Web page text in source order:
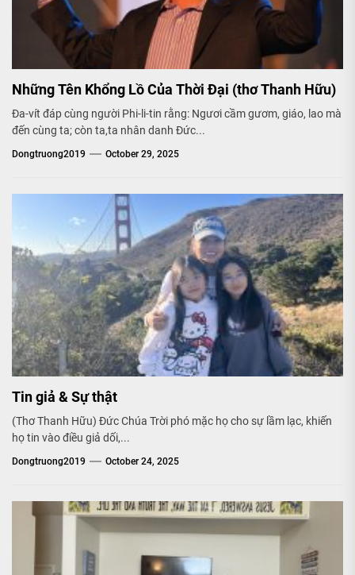
Những Tên Khổng Lồ Của Thời Đại (thơ Thanh Hữu)
Đa-vít đáp cùng người Phi-li-tin rằng: Ngươi cầm gươm, giáo, lao mà
đến cùng ta; còn ta,ta nhân danh Đức...
Dongtruong2019 October 29, 2025
Tin giả & Sự thật
(Thơ Thanh Hữu) Đức Chúa Trời phó mặc họ cho sự lầm lạc, khiến
họ tin vào điều giả dối,...
Dongtruong2019 October 24, 2025